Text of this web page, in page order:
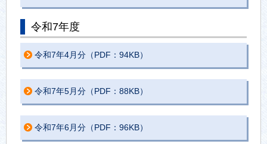
令和7年度
令和7年4月分（PDF：94KB）
令和7年5月分（PDF：88KB）
令和7年6月分（PDF：96KB）